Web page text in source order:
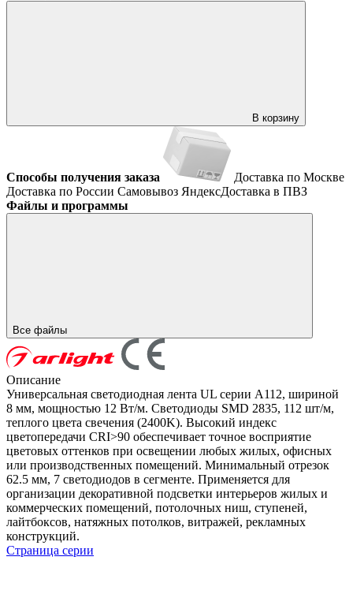
В корзину
Способы получения заказа
Доставка по Москве
Доставка по России Самовывоз ЯндексДоставка в ПВЗ
Файлы и программы
Все файлы
Описание
Универсальная светодиодная лента UL серии A112, шириной
8 мм, мощностью 12 Вт/м. Светодиоды SMD 2835, 112 шт/м,
теплого цвета свечения (2400K). Высокий индекс
цветопередачи CRI>90 обеспечивает точное восприятие
цветовых оттенков при освещении любых жилых, офисных
или производственных помещений. Минимальный отрезок
62.5 мм, 7 светодиодов в сегменте. Применяется для
организации декоративной подсветки интерьеров жилых и
коммерческих помещений, потолочных ниш, ступеней,
лайтбоксов, натяжных потолков, витражей, рекламных
конструкций.
Страница серии